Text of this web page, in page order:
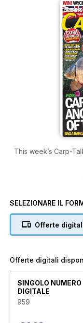
This week’s Carp-
In this week’s
of Chris Whalley’s
SELEZIONARE IL
Offerte
Offerte digitali
SINGOLO
DIGITALE
959